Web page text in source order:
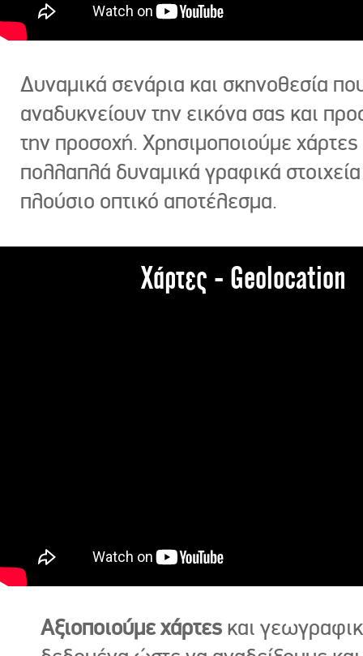
Δυναμικά σενάρια και σκηνοθεσία
αναδυκνείουν την εικόνα σας και
την προσοχή. Χρησιμοποιούμε χάρτες
πολλαπλά δυναμικά γραφικά στοιχεία
πλούσιο οπτικό αποτέλεσμα.
Χάρτες - Geolocation
Αξιοποιούμε χάρτες και